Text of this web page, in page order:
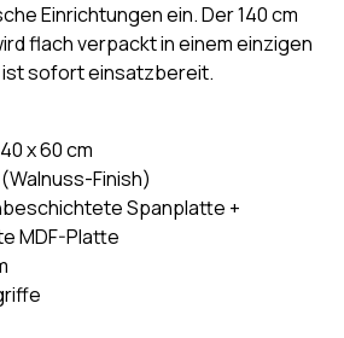
Einrichtungen ein. Der 140 cm
flach verpackt in einem einzigen
sofort einsatzbereit.
x 60 cm
Finish)
Spanplatte +
MDF-Platte